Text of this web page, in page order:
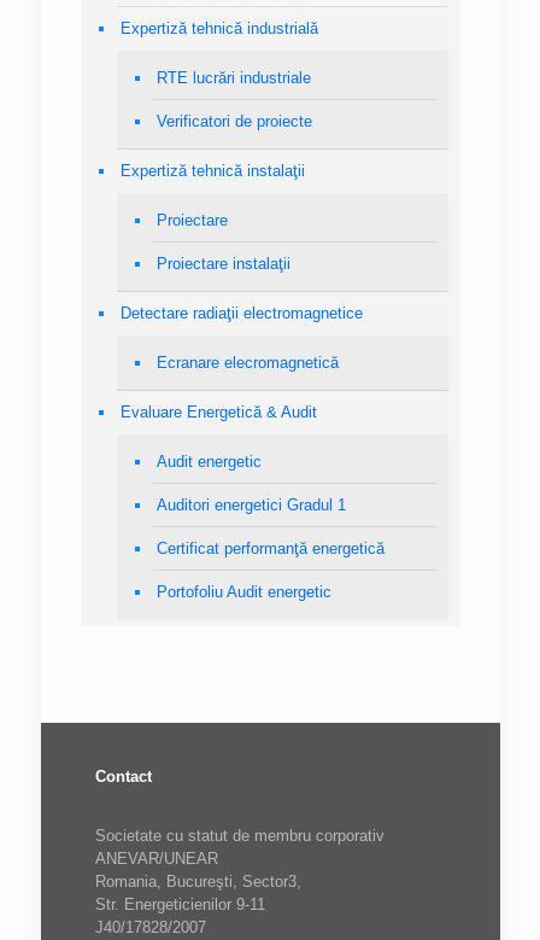
Expertiză tehnică industrială
RTE lucrări industriale
Verificatori de proiecte
Expertiză tehnică instalaţii
Proiectare
Proiectare instalaţii
Detectare radiaţii electromagnetice
Ecranare elecromagnetică
Evaluare Energetică & Audit
Audit energetic
Auditori energetici Gradul 1
Certificat performanţă energetică
Portofoliu Audit energetic
Contact
Societate cu statut de membru corporativ
ANEVAR/UNEAR
Romania, Bucureşti, Sector3,
Str. Energeticienilor 9-11
J40/17828/2007